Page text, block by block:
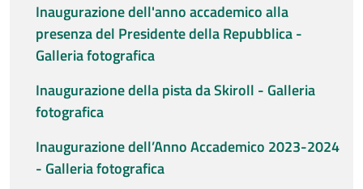
Inaugurazione dell'anno accademico alla
presenza del Presidente della Repubblica -
Galleria fotografica
Inaugurazione della pista da Skiroll - Galleria
fotografica
Inaugurazione dell’Anno Accademico 2023-2024
- Galleria fotografica